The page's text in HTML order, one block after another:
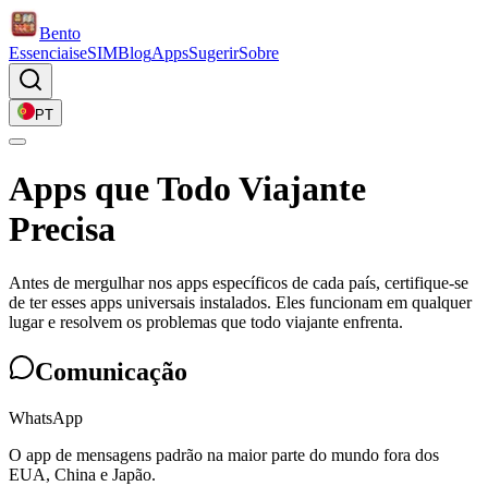
Bento
EssenciaiseSIMBlogAppsSugerirSobre
PT
Apps que Todo Viajante
Precisa
Antes de mergulhar nos apps específicos de cada país, certifique-se
de ter esses apps universais instalados. Eles funcionam em qualquer
lugar e resolvem os problemas que todo viajante enfrenta.
Comunicação
WhatsApp
O app de mensagens padrão na maior parte do mundo fora dos
EUA, China e Japão.